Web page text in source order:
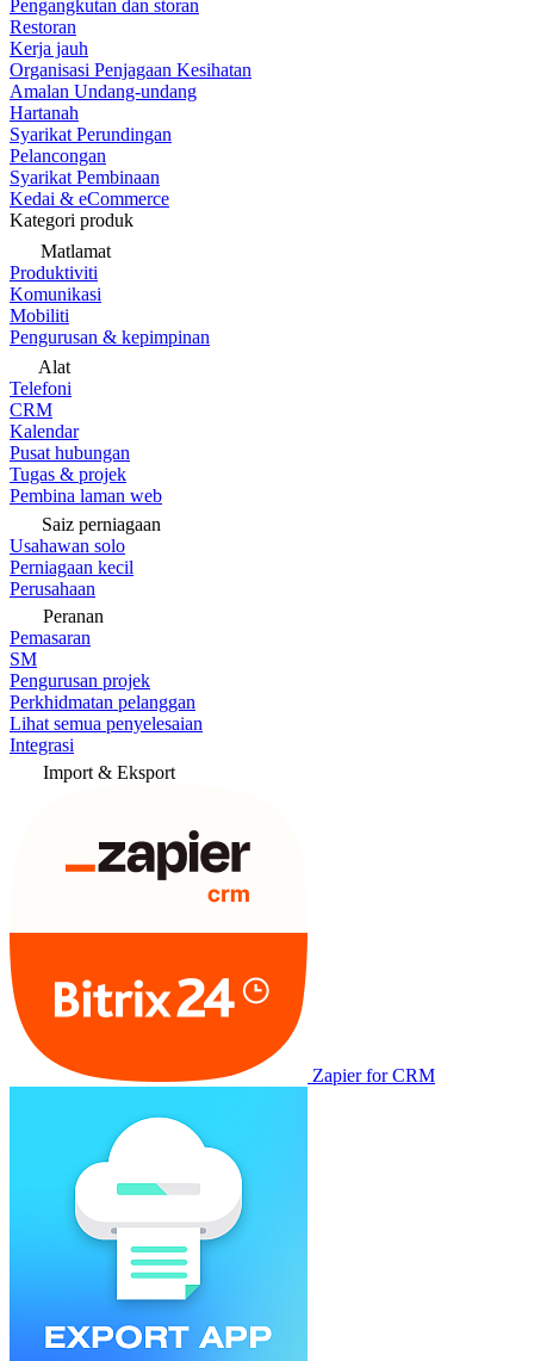
Pengangkutan dan storan
Restoran
Kerja jauh
Organisasi Penjagaan Kesihatan
Amalan Undang-undang
Hartanah
Syarikat Perundingan
Pelancongan
Syarikat Pembinaan
Kedai & eCommerce
Kategori produk
Matlamat
Produktiviti
Komunikasi
Mobiliti
Pengurusan & kepimpinan
Alat
Telefoni
CRM
Kalendar
Pusat hubungan
Tugas & projek
Pembina laman web
Saiz perniagaan
Usahawan solo
Perniagaan kecil
Perusahaan
Peranan
Pemasaran
SM
Pengurusan projek
Perkhidmatan pelanggan
Lihat semua penyelesaian
Integrasi
Import & Eksport
Zapier for CRM